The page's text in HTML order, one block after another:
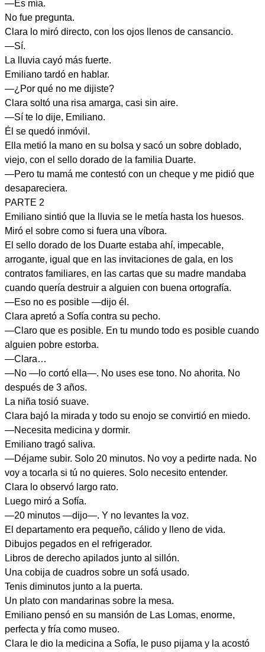
—Es mía.
No fue pregunta.
Clara lo miró directo, con los ojos llenos de cansancio.
—Sí.
La lluvia cayó más fuerte.
Emiliano tardó en hablar.
—¿Por qué no me dijiste?
Clara soltó una risa amarga, casi sin aire.
—Sí te lo dije, Emiliano.
Él se quedó inmóvil.
Ella metió la mano en su bolsa y sacó un sobre doblado,
viejo, con el sello dorado de la familia Duarte.
—Pero tu mamá me contestó con un cheque y me pidió que
desapareciera.
PARTE 2
Emiliano sintió que la lluvia se le metía hasta los huesos.
Miró el sobre como si fuera una víbora.
El sello dorado de los Duarte estaba ahí, impecable,
arrogante, igual que en las invitaciones de gala, en los
contratos familiares, en las cartas que su madre mandaba
cuando quería destruir a alguien con buena ortografía.
—Eso no es posible —dijo él.
Clara apretó a Sofía contra su pecho.
—Claro que es posible. En tu mundo todo es posible cuando
alguien pobre estorba.
—Clara…
—No —lo cortó ella—. No uses ese tono. No ahorita. No
después de 3 años.
La niña tosió suave.
Clara bajó la mirada y todo su enojo se convirtió en miedo.
—Necesita medicina y dormir.
Emiliano tragó saliva.
—Déjame subir. Solo 20 minutos. No voy a pedirte nada. No
voy a tocarla si tú no quieres. Solo necesito entender.
Clara lo observó largo rato.
Luego miró a Sofía.
—20 minutos —dijo—. Y no levantes la voz.
El departamento era pequeño, cálido y lleno de vida.
Dibujos pegados en el refrigerador.
Libros de derecho apilados junto al sillón.
Una cobija de cuadros sobre un sofá usado.
Tenis diminutos junto a la puerta.
Un plato con mandarinas sobre la mesa.
Emiliano pensó en su mansión de Las Lomas, enorme,
perfecta y fría como museo.
Clara le dio la medicina a Sofía, le puso pijama y la acostó